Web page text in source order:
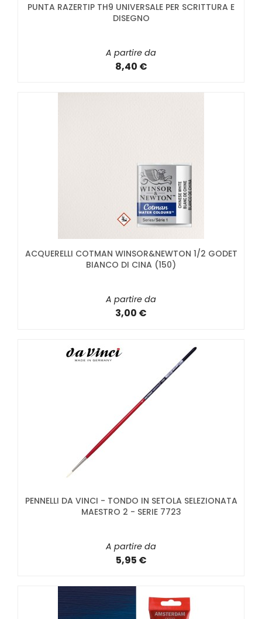
PUNTA RAZERTIP TH9 UNIVERSALE PER SCRITTURA E
DISEGNO
A partire da
8,40 €
ACQUERELLI COTMAN WINSOR&NEWTON 1/2 GODET
BIANCO DI CINA (150)
A partire da
3,00 €
PENNELLI DA VINCI - TONDO IN SETOLA SELEZIONATA
MAESTRO 2 - SERIE 7723
A partire da
5,95 €